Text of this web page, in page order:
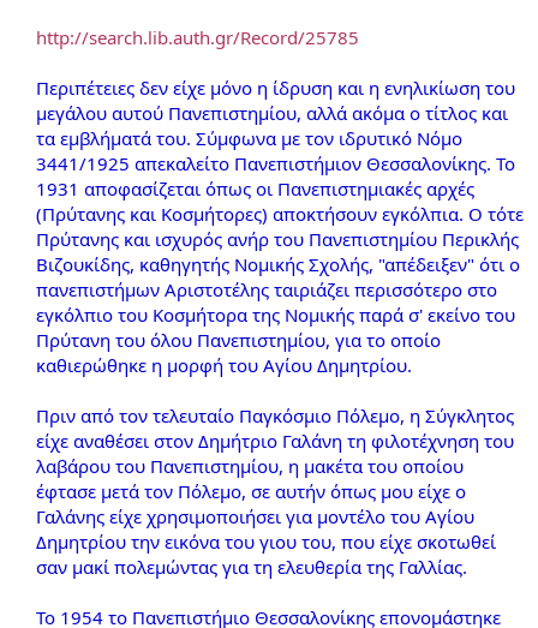
http://search.lib.auth.gr/Record/25785
Περιπέτειες δεν είχε μόνο η ίδρυση και η ενηλικίωση του
μεγάλου αυτού Πανεπιστημίου, αλλά ακόμα ο τίτλος και
τα εμβλήματά του. Σύμφωνα με τον ιδρυτικό Νόμο
3441/1925 απεκαλείτο Πανεπιστήμιον Θεσσαλονίκης. Το
1931 αποφασίζεται όπως οι Πανεπιστημιακές αρχές
(Πρύτανης και Κοσμήτορες) αποκτήσουν εγκόλπια. Ο τότε
Πρύτανης και ισχυρός ανήρ του Πανεπιστημίου Περικλής
Βιζουκίδης, καθηγητής Νομικής Σχολής, "απέδειξεν" ότι ο
πανεπιστήμων Αριστοτέλης ταιριάζει περισσότερο στο
εγκόλπιο του Κοσμήτορα της Νομικής παρά σ' εκείνο του
Πρύτανη του όλου Πανεπιστημίου, για το οποίο
καθιερώθηκε η μορφή του Αγίου Δημητρίου.
Πριν από τον τελευταίο Παγκόσμιο Πόλεμο, η Σύγκλητος
είχε αναθέσει στον Δημήτριο Γαλάνη τη φιλοτέχνηση του
λαβάρου του Πανεπιστημίου, η μακέτα του οποίου
έφτασε μετά τον Πόλεμο, σε αυτήν όπως μου είχε ο
Γαλάνης είχε χρησιμοποιήσει για μοντέλο του Αγίου
Δημητρίου την εικόνα του γιου του, που είχε σκοτωθεί
σαν μακί πολεμώντας για τη ελευθερία της Γαλλίας.
Το 1954 το Πανεπιστήμιο Θεσσαλονίκης επονομάστηκε